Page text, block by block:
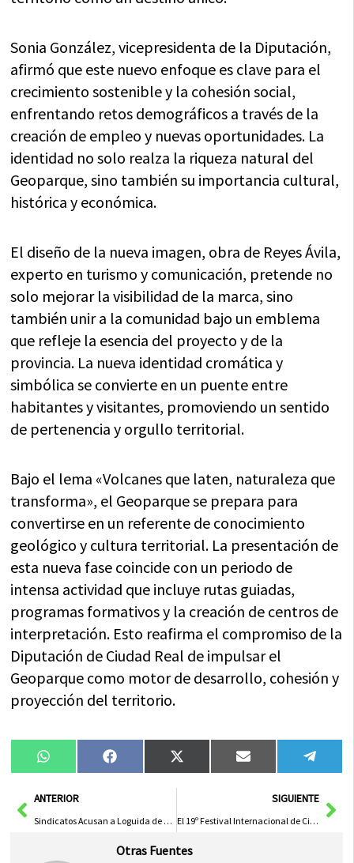
Sonia González, vicepresidenta de la Diputación,
afirmó que este nuevo enfoque es clave para el
crecimiento sostenible y la cohesión social,
enfrentando retos demográficos a través de la
creación de empleo y nuevas oportunidades. La
identidad no solo realza la riqueza natural del
Geoparque, sino también su importancia cultural,
histórica y económica.
El diseño de la nueva imagen, obra de Reyes Ávila,
experto en turismo y comunicación, pretende no
solo mejorar la visibilidad de la marca, sino
también unir a la comunidad bajo un emblema
que refleje la esencia del proyecto y de la
provincia. La nueva identidad cromática y
simbólica se convierte en un puente entre
habitantes y visitantes, promoviendo un sentido
de pertenencia y orgullo territorial.
Bajo el lema «Volcanes que laten, naturaleza que
transforma», el Geoparque se prepara para
convertirse en un referente de conocimiento
geológico y cultura territorial. La presentación de
esta nueva fase coincide con un periodo de
intensa actividad que incluye rutas guiadas,
programas formativos y la creación de centros de
interpretación. Esto reafirma el compromiso de la
Diputación de Ciudad Real de impulsar el
Geoparque como motor de desarrollo, cohesión y
proyección del territorio.
Compartir
en
WhatsAppCompartir
en
FacebookCompartir
en
X
(Twitter)
Compartir
en
Email
en
AntANTERIOR
Sindicatos Acusan a Loguida de Tácticas Desleales en Huelga de Telepizza
SIGUIENTE
El 19º Festival Internacional de Circo de Albacete Promete Ser el Más Influyente y Ambicioso bajo el Orgullo de su Presidente
Otras Fuentes